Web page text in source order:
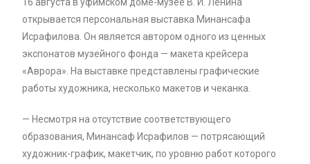
открывается персональная выставка Минансафа
Исрафилова. Он является автором одного из ценных
экспонатов музейного фонда — макета крейсера
«Аврора». На выставке представлены графические
работы художника, несколько макетов и чеканка.
— Несмотря на отсутствие соответствующего
образования, Минансаф Исрафилов — потрясающий
художник-график, макетчик, по уровню работ которого